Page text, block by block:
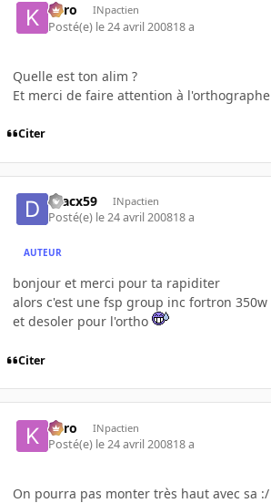
kyro INpactien
Posté(e) le 24 avril 200818 a
Quelle est ton alim ?
Et merci de faire attention à l'orthographe
Citer
dracx59 INpactien
Posté(e) le 24 avril 200818 a
AUTEUR
bonjour et merci pour ta rapiditer
alors c'est une fsp group inc fortron 350w
et desoler pour l'ortho
Citer
kyro INpactien
Posté(e) le 24 avril 200818 a
On pourra pas monter très haut avec sa :/